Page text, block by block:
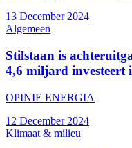
13 December 2024
Algemeen
Stilstaan is
4,6 miljard investeert
OPINIE ENERGIA
12 December 2024
Klimaat & milieu